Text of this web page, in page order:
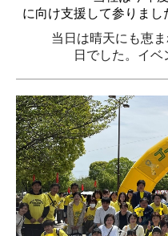
に向け支援して参りまし
当日は晴天にも恵ま
日でした。 イベ